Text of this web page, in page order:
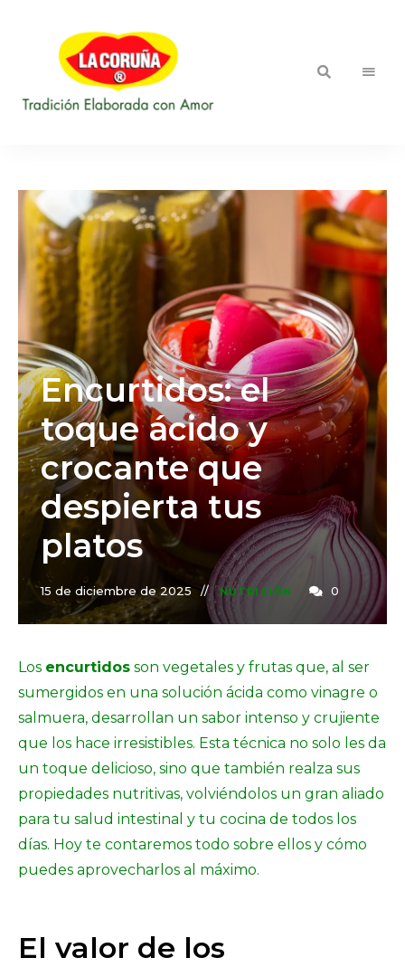
Amor
Encurtidos: el
toque ácido y
crocante que
despierta tus
platos
15 de diciembre de 2025 NUTRICIÓN 0
Los encurtidos son vegetales y frutas que, al ser
sumergidos en una solución ácida como vinagre o
salmuera, desarrollan un sabor intenso y crujiente
que los hace irresistibles. Esta técnica no solo les da
un toque delicioso, sino que también realza sus
propiedades nutritivas, volviéndolos un gran aliado
para tu salud intestinal y tu cocina de todos los
días. Hoy te contaremos todo sobre ellos y cómo
puedes aprovecharlos al máximo.
El valor de los